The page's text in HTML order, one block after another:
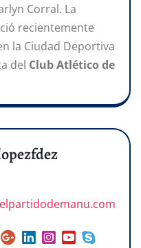
Corral. La
recientemente
la Ciudad Deportiva
del Club Atlético de